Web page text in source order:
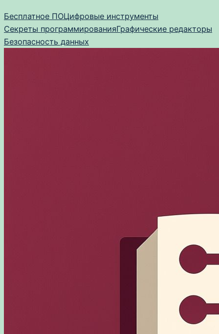
к
содержимому
Бесплатное ПОЦифровые инструменты
Секреты программированияГрафические редакторы
Безопасность данных